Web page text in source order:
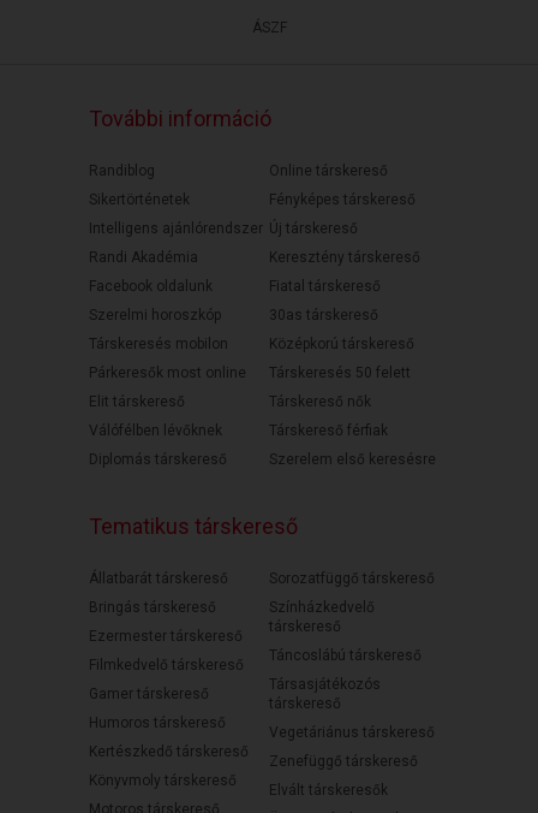
ÁSZF
További információ
Randiblog
Sikertörténetek
Intelligens ajánlórendszer
Randi Akadémia
Facebook oldalunk
Szerelmi horoszkóp
Társkeresés mobilon
Párkeresők most online
Elit társkereső
Válófélben lévőknek
Diplomás társkereső
Online társkereső
Fényképes társkereső
Új társkereső
Keresztény társkereső
Fiatal társkereső
30as társkereső
Középkorú társkereső
Társkeresés 50 felett
Társkereső nők
Társkereső férfiak
Szerelem első keresésre
Tematikus társkereső
Állatbarát társkereső
Bringás társkereső
Ezermester társkereső
Filmkedvelő társkereső
Gamer társkereső
Humoros társkereső
Kertészkedő társkereső
Könyvmoly társkereső
Motoros társkereső
Sorozatfüggő társkereső
Színházkedvelő
társkereső
Táncoslábú társkereső
Társasjátékozós
társkereső
Vegetáriánus társkereső
Zenefüggő társkereső
Elvált társkeresők